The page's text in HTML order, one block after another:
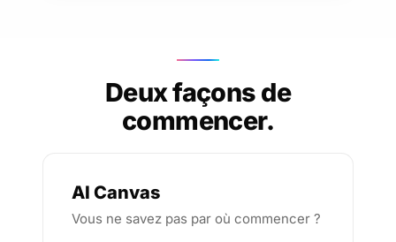
Deux façons de
commencer.
AI Canvas
Vous ne savez pas par où commencer ?